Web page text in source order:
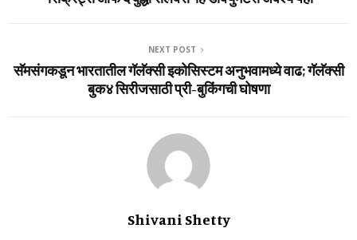
NEXT POST
सॅमसंगकडून भारतातील गॅलॅक्‍सी इकोसिस्‍टम अनुभवामध्‍ये वाढ; गॅलॅक्‍सी
बुक४ सिरीजसाठी प्री-बुकिंगची घोषणा
Shivani Shetty